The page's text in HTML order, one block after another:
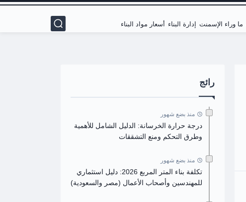
ما وراء الإسمنت إدارة البناء أسعار مواد البناء
رائج
منذ بضع شهور
درجة حرارة الخرسانة: الدليل الشامل للأهمية
وطرق التحكم ومنع التشققات
منذ بضع شهور
تكلفة بناء المتر المربع 2026: دليل استثماري
للمهندسين وأصحاب الأعمال (مصر والسعودية)